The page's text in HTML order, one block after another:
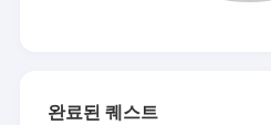
완료된 퀘스트